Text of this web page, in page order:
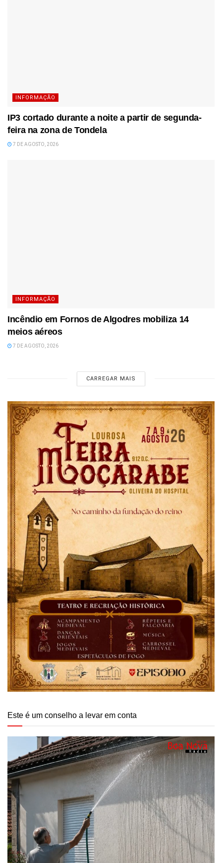
INFORMAÇÃO
IP3 cortado durante a noite a partir de segunda-
feira na zona de Tondela
7 DE AGOSTO, 2026
INFORMAÇÃO
Incêndio em Fornos de Algodres mobiliza 14
meios aéreos
7 DE AGOSTO, 2026
CARREGAR MAIS
Este é um conselho a levar em conta